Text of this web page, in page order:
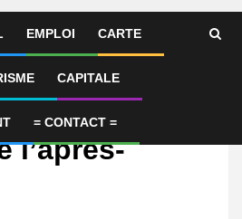
EMPLOI CARTE
CAPITALE
= CONTACT =
l’après-